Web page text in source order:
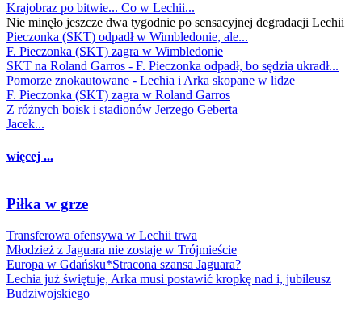
Krajobraz po bitwie... Co w Lechii...
Nie minęło jeszcze dwa tygodnie po sensacyjnej degradacji Lechii
Pieczonka (SKT) odpadł w Wimbledonie, ale...
F. Pieczonka (SKT) zagra w Wimbledonie
SKT na Roland Garros - F. Pieczonka odpadł, bo sędzia ukradł...
Pomorze znokautowane - Lechia i Arka skopane w lidze
F. Pieczonka (SKT) zagra w Roland Garros
Z różnych boisk i stadionów Jerzego Geberta
Jacek...
więcej ...
Piłka w grze
Transferowa ofensywa w Lechii trwa
Młodzież z Jaguara nie zostaje w Trójmieście
Europa w Gdańsku*Stracona szansa Jaguara?
Lechia już świętuje, Arka musi postawić kropkę nad i, jubileusz
Budziwojskiego